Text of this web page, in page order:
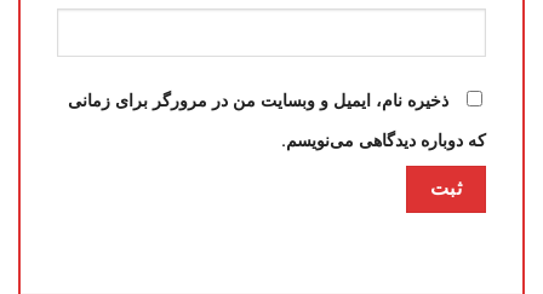
ذخیره نام، ایمیل و وبسایت من در مرورگر برای زمانی
که دوباره دیدگاهی می‌نویسم.